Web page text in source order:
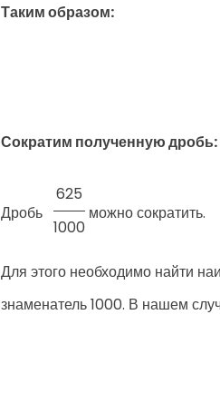
Таким образом:
Сократим полученную дробь:
Дробь
625
1000
можно сократить.
Для этого необходимо найти
знаменатель 1000. В нашем